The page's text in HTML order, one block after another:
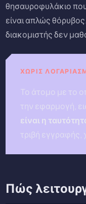
θησαυροφυλάκιο
είναι απλώς
διακομιστής δεν
ΧΩΡΊΣ
Το άτομο με το
την εφαρμογή,
είναι η
τριβή
Πώς